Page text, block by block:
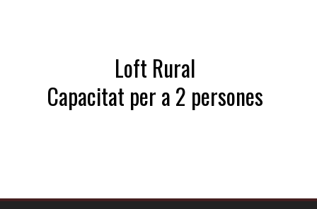
Loft Rural
Capacitat per a 2 persones